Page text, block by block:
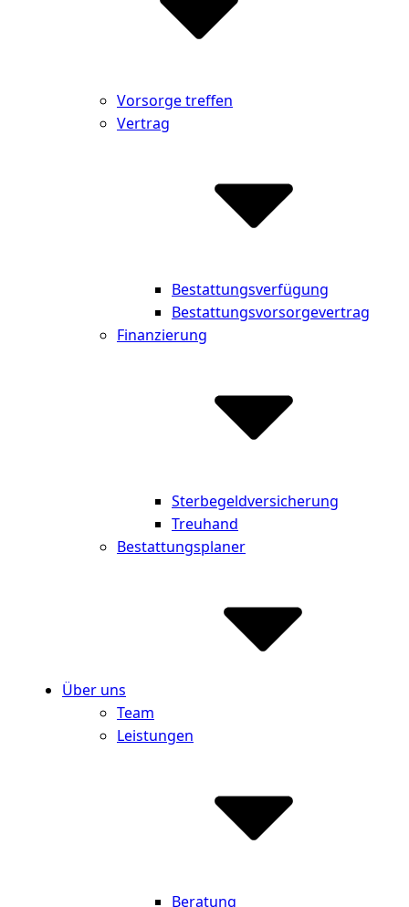
Vorsorge treffen
Vertrag
Bestattungsverfügung
Bestattungsvorsorgevertrag
Finanzierung
Sterbegeldversicherung
Treuhand
Bestattungsplaner
Über uns
Team
Leistungen
Beratung